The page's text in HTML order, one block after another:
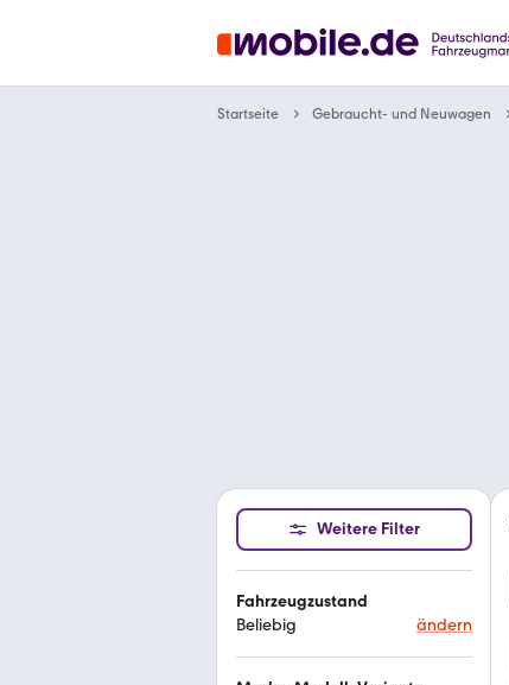
Startseite Gebraucht- und Neuwagen
Weitere Filter
Fahrzeugzustand
Beliebig
ändern